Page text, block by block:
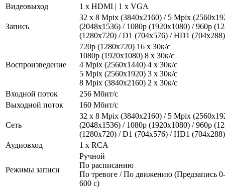
Видеовыход
1 x HDMI | 1 x VGA
Запись
32 х 8 Mpix (3840x2160) / 5 Mpix
(2048х1536) / 1080p (1920х1080) / 960p
(1280х720) / D1 (704x576) / HD1
Воспроизведение
720p (1280х720) 16 x 30к/с
1080р (1920x1080) 8 x 30к/с
4 Mpix (2560x1440) 4 x 30к/с
5 Mpix (2560x1920) 3 x 30к/с
8 Mpix (3840x2160) 2 x 30к/с
Входной поток
256 Мбит/с
Выходной поток
160 Мбит/с
Сеть
32 х 8 Mpix (3840x2160) / 5 Mpix
(2048х1536) / 1080p (1920х1080) / 960p
(1280х720) / D1 (704x576) / HD1
Аудиовход
1 x RCA
Режимы записи
Ручной
По расписанию
По тревоге / По движению (Предзапись
600 с)